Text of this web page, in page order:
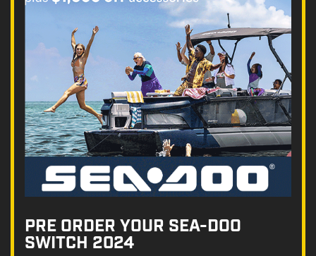
PRE ORDER YOUR SEA-DOO
SWITCH 2024